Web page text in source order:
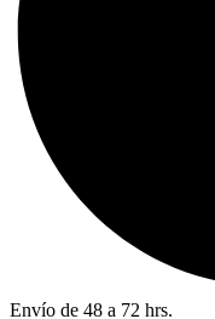
Envío de 48 a 72 hrs.